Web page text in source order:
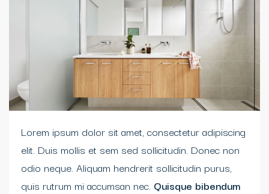
Lorem ipsum dolor sit amet, consectetur adipiscing
elit. Duis mollis et sem sed sollicitudin. Donec non
odio neque. Aliquam hendrerit sollicitudin purus,
quis rutrum mi accumsan nec. Quisque bibendum